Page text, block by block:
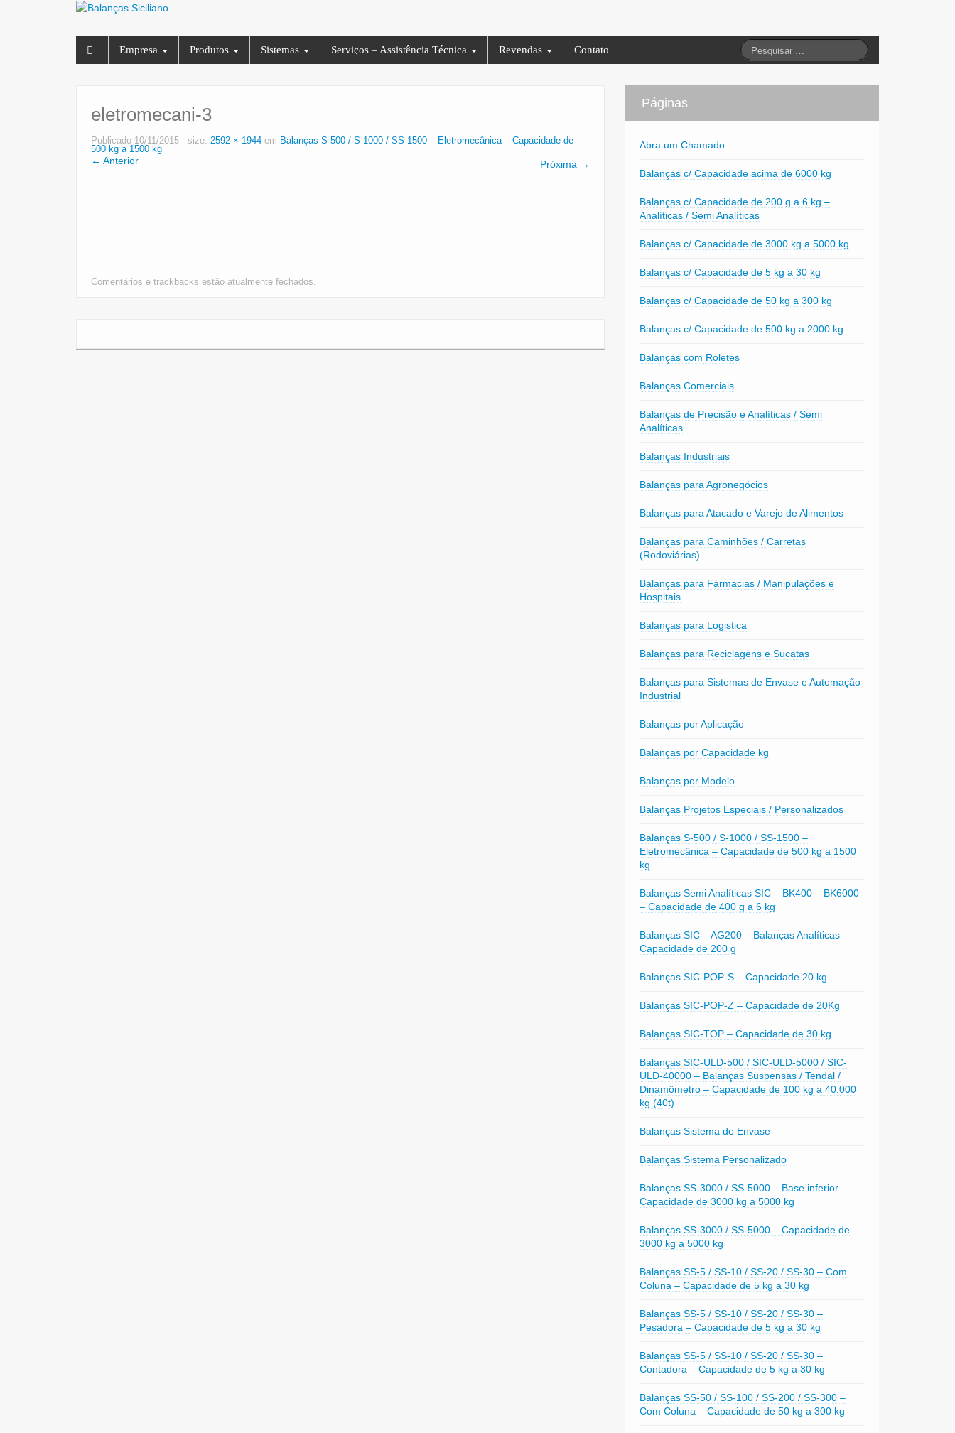
Empresa Produtos Sistemas Serviços – Assistência Técnica Revendas Contato
eletromecani-3
Publicado 10/11/2015 - size: 2592 × 1944 em Balanças S-500 / S-1000 / SS-1500 – Eletromecânica – Capacidade de
500 kg a 1500 kg
← Anterior Próxima →
Comentários e trackbacks estão atualmente fechados.
Páginas
Abra um Chamado
Balanças c/ Capacidade acima de 6000 kg
Balanças c/ Capacidade de 200 g a 6 kg –
Analíticas / Semi Analíticas
Balanças c/ Capacidade de 3000 kg a 5000 kg
Balanças c/ Capacidade de 5 kg a 30 kg
Balanças c/ Capacidade de 50 kg a 300 kg
Balanças c/ Capacidade de 500 kg a 2000 kg
Balanças com Roletes
Balanças Comerciais
Balanças de Precisão e Analíticas / Semi
Analíticas
Balanças Industriais
Balanças para Agronegócios
Balanças para Atacado e Varejo de Alimentos
Balanças para Caminhões / Carretas
(Rodoviárias)
Balanças para Fármacias / Manipulações e
Hospitais
Balanças para Logistica
Balanças para Reciclagens e Sucatas
Balanças para Sistemas de Envase e Automação
Industrial
Balanças por Aplicação
Balanças por Capacidade kg
Balanças por Modelo
Balanças Projetos Especiais / Personalizados
Balanças S-500 / S-1000 / SS-1500 –
Eletromecânica – Capacidade de 500 kg a 1500
kg
Balanças Semi Analíticas SIC – BK400 – BK6000
– Capacidade de 400 g a 6 kg
Balanças SIC – AG200 – Balanças Analíticas –
Capacidade de 200 g
Balanças SIC-POP-S – Capacidade 20 kg
Balanças SIC-POP-Z – Capacidade de 20Kg
Balanças SIC-TOP – Capacidade de 30 kg
Balanças SIC-ULD-500 / SIC-ULD-5000 / SIC-
ULD-40000 – Balanças Suspensas / Tendal /
Dinamômetro – Capacidade de 100 kg a 40.000
kg (40t)
Balanças Sistema de Envase
Balanças Sistema Personalizado
Balanças SS-3000 / SS-5000 – Base inferior –
Capacidade de 3000 kg a 5000 kg
Balanças SS-3000 / SS-5000 – Capacidade de
3000 kg a 5000 kg
Balanças SS-5 / SS-10 / SS-20 / SS-30 – Com
Coluna – Capacidade de 5 kg a 30 kg
Balanças SS-5 / SS-10 / SS-20 / SS-30 –
Pesadora – Capacidade de 5 kg a 30 kg
Balanças SS-5 / SS-10 / SS-20 / SS-30 –
Contadora – Capacidade de 5 kg a 30 kg
Balanças SS-50 / SS-100 / SS-200 / SS-300 –
Com Coluna – Capacidade de 50 kg a 300 kg